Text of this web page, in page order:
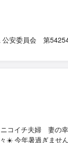
公安委員会 第
コイチ夫婦 妻の
☀️ 今年暑過ぎませ